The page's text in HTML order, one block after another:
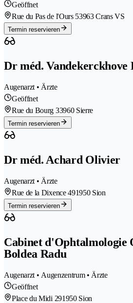
Geöffnet
Rue du Pas de l'Ours 53963 Crans VS
Termin reservieren
Dr méd.
Augenarzt • Ärzte
Geöffnet
Rue du Bourg 33960 Sierre
Termin reservieren
Dr méd. Achard Olivier
Augenarzt • Ärzte
Rue de la Dixence 491950 Sion
Termin reservieren
Cabinet d'Ophtalmologie
Boldea Radu
Augenarzt • Augenzentrum • Ärzte
Geöffnet
Place du Midi 291950 Sion